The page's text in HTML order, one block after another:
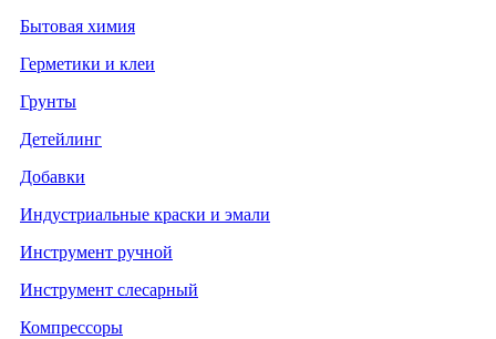
Бытовая химия
Герметики и клеи
Грунты
Детейлинг
Добавки
Индустриальные краски и эмали
Инструмент ручной
Инструмент слесарный
Компрессоры